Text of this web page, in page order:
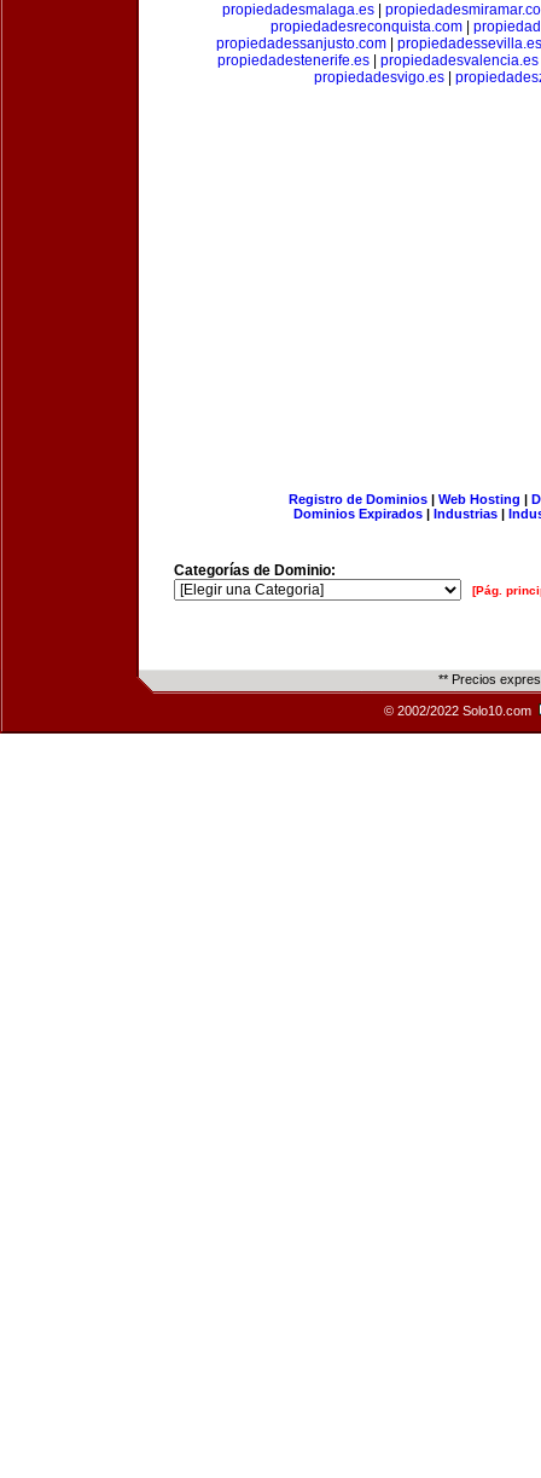
propiedadesmalaga.es|
propiedadesreconquista.com
propiedadessanjusto.com| propiedadessevilla.es
propiedadestenerife.es| propiedadesvalencia.es
propiedadesvigo.es|
Registro de Dominios| Web Hosting |
Dominios Expirados | Industrias |
Categorías de Dominio:
[Pág.
** Precios
© 2002/2022 Solo10.com